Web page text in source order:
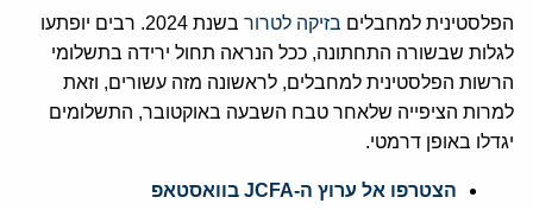
הפלסטינית למחבלים בזיקה לטרור
בשנת 2024. רבים יופתעו
לגלות שבשורה התחתונה, ככל הנראה תחול ירידה בתשלומי
הרשות הפלסטינית למחבלים, לראשונה מזה עשורים, וזאת
למרות הציפייה שלאחר טבח השבעה באוקטובר, התשלומים
יגדלו באופן דרמטי.
הצטרפו אל ערוץ ה-JCFA בוואסטאפ